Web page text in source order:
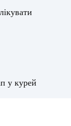
у курей